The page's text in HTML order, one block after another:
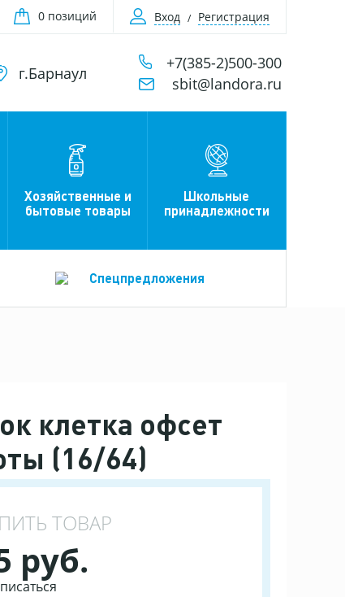
0 позиций Вход Регистрация
г.Барнаул
+7(385-2)500-300
sbit@landora.ru
Хозяйственные и
бытовые товары
Школьные
принадлежности
Спецпредложения
клетка офсет
(16/64)
ТОВАР
руб.